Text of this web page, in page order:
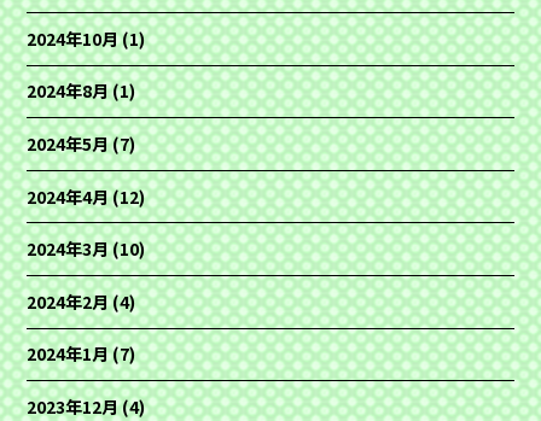
2024年10月(1)
2024年8月(1)
2024年5月(7)
2024年4月(12)
2024年3月(10)
2024年2月(4)
2024年1月(7)
2023年12月(4)